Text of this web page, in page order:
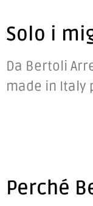
Solo i
Da Bertoli
made in Italy
Perché